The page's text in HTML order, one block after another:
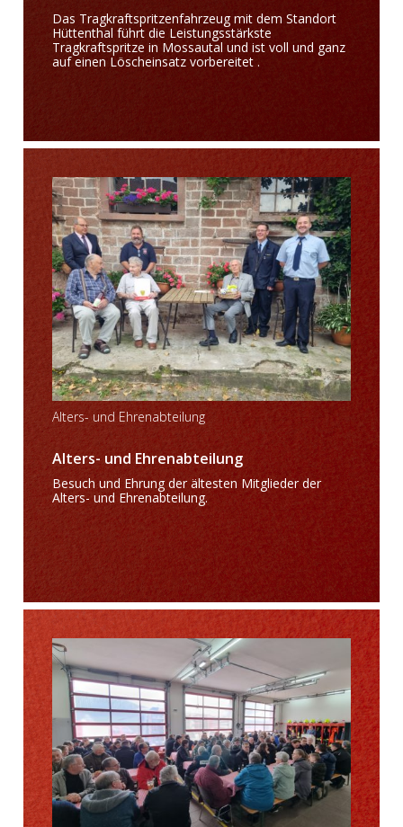
Das Tragkraftspritzenfahrzeug mit dem Standort
Hüttenthal führt die Leistungsstärkste
Tragkraftspritze in Mossautal und ist voll und ganz
auf einen Löscheinsatz vorbereitet .
Alters- und Ehrenabteilung
Alters- und Ehrenabteilung
Besuch und Ehrung der ältesten Mitglieder der
Alters- und Ehrenabteilung.